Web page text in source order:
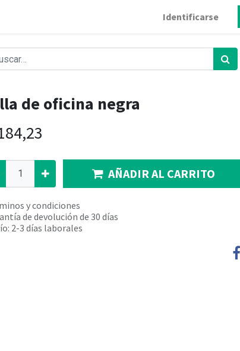
Identificarse
de oficina negra
AÑADIR AL CARRITO
y condiciones
de devolución de 30 días
2-3 días laborales